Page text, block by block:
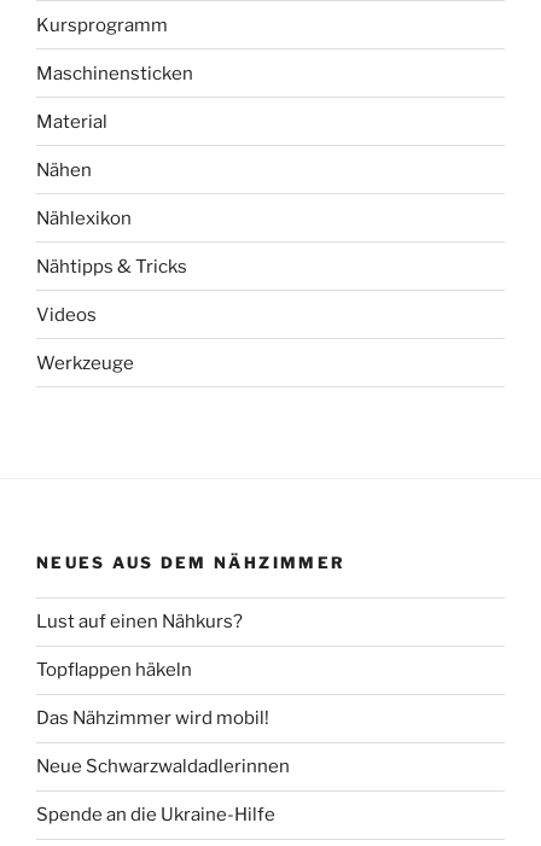
Kursprogramm
Maschinensticken
Material
Nähen
Nählexikon
Nähtipps & Tricks
Videos
Werkzeuge
NEUES AUS DEM NÄHZIMMER
Lust auf einen Nähkurs?
Topflappen häkeln
Das Nähzimmer wird mobil!
Neue Schwarzwaldadlerinnen
Spende an die Ukraine-Hilfe